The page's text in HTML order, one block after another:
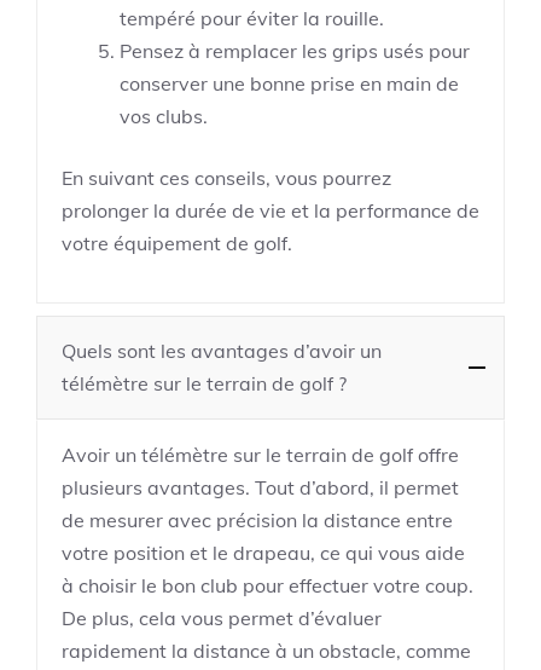
tempéré pour éviter la rouille.
Pensez à remplacer les grips usés pour
conserver une bonne prise en main de
vos clubs.
En suivant ces conseils, vous pourrez
prolonger la durée de vie et la performance de
votre équipement de golf.
Quels sont les avantages d’avoir un
télémètre sur le terrain de golf ?
Avoir un télémètre sur le terrain de golf offre
plusieurs avantages. Tout d’abord, il permet
de mesurer avec précision la distance entre
votre position et le drapeau, ce qui vous aide
à choisir le bon club pour effectuer votre coup.
De plus, cela vous permet d’évaluer
rapidement la distance à un obstacle, comme